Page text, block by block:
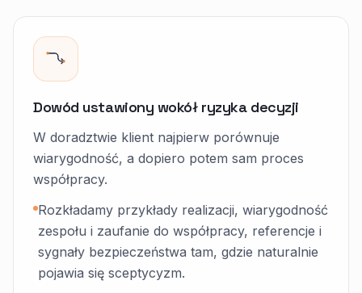
Dowód ustawiony wokół ryzyka decyzji
W doradztwie klient najpierw porównuje
wiarygodność, a dopiero potem sam proces
współpracy.
Rozkładamy przykłady realizacji, wiarygodność
zespołu i zaufanie do współpracy, referencje i
sygnały bezpieczeństwa tam, gdzie naturalnie
pojawia się sceptycyzm.